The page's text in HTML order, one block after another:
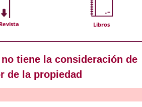
Libros
tiene la consideración de
de la propiedad